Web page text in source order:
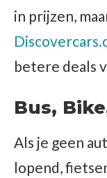
in prijzen,
betere deals
Bus,
Als je geen
lopend,